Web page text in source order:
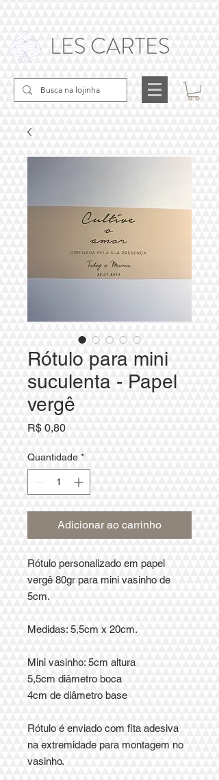
LES CARTES
Rótulo para mini
suculenta - Papel
vergê
R$ 0,80Preço
Quantidade *
Adicionar ao carrinho
Rótulo personalizado em papel
vergê 80gr para mini vasinho de
5cm.
Medidas: 5,5cm x 20cm.
Mini vasinho: 5cm altura
5,5cm diâmetro boca
4cm de diâmetro base
Rótulo é enviado com fita adesiva
na extremidade para montagem no
vasinho.